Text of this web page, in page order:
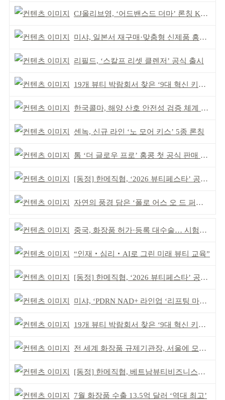
CJ올리브영, ‘어드밴스드 더마’ 론칭 K더마 육성 박차
미샤, 일본서 재구매·맞춤형 신제품 흥행 ‘쌍끌이’
리필드, ‘스칼프 리셋 클렌저’ 공식 출시
19개 뷰티 박람회서 찾은 ‘9대 혁신 키워드’
한국콜마, 해양 산호 안전성 검증 체계 구축
센녹, 신규 라인 ‘노 모어 키스’ 5종 론칭
톰 ‘더 글로우 프로’ 홍콩 첫 공식 판매 완판
[동정] 한메직협, ‘2026 뷰티페스타’ 공동 주최
자연의 풍경 담은 ‘폴로 어스 오 드 퍼퓸’ 4종 출시
중국, 화장품 허가·등록 대수술… 시험자료 공용 허용
“인재‧심리‧AI로 그린 미래 뷰티 교육”
[동정] 한메직협, ‘2026 뷰티페스타’ 공동 주최
미샤, ‘PDRN NAD+ 라인업 ‘리프팅 마스크’ 출시
19개 뷰티 박람회서 찾은 ‘9대 혁신 키워드’
전 세계 화장품 규제기관장, 서울에 모인다
[동정] 한메직협, 베트남뷰티비즈니스협회와 MOU
7월 화장품 수출 13.5억 달러 ‘역대 최고’